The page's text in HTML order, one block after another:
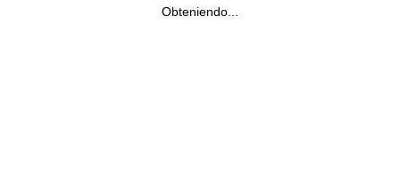
Obteniendo...